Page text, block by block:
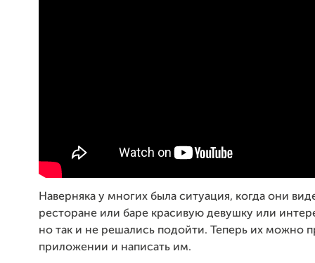
Наверняка у многих была ситуация, когда они
ресторане или баре красивую девушку или
но так и не решались подойти. Теперь их можно
приложении и написать им.